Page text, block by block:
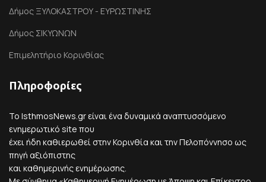
Δήμος ΞΥΛΟΚΑΣΤΡΟΥ - ΕΥΡΩΣΤΙΝΗΣ
Δήμος ΣΙΚΥΩΝΩΝ
Επιμελητήριο Κορινθίας
Πληροφορίες
Το IsthmosNews.gr είναι ένα δυναμικά αναπτυσσόμενο
ενημερωτικό site που
έχει ήδη καθιερωθεί στην Κορινθία και την Πελοπόννησο ως
πηγή αξιόπιστης
και καθημερινής ενημέρωσης.